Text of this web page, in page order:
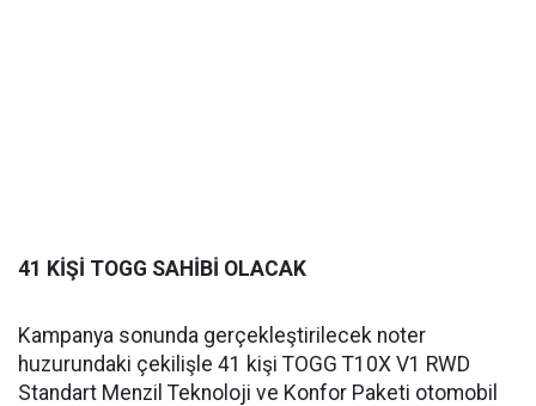
41 KİŞİ TOGG SAHİBİ OLACAK
Kampanya sonunda gerçekleştirilecek noter
huzurundaki çekilişle 41 kişi TOGG T10X V1 RWD
Standart Menzil Teknoloji ve Konfor Paketi otomobil